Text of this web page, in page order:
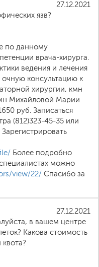
27.12.2021
язв?
по данному
врача-хирурга.
ведения и лечения
консультацию к
хирургии, кмн
Михайловой Марии
руб. Записаться
(812)323-45-35 или
Более подробно
можно
view/22/ Спасибо за
27.12.2021
в вашем центре
Какова стоимость